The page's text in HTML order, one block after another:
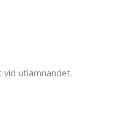
vid utlämnandet.